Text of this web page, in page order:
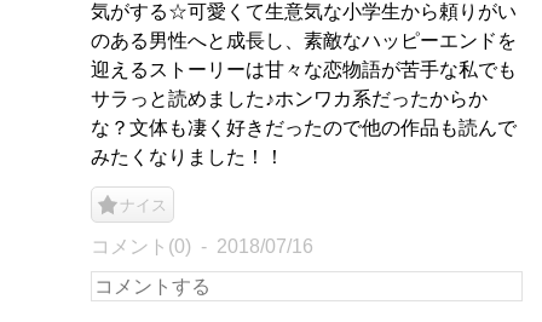
気がする☆可愛くて生意気な小学生から頼りがい
のある男性へと成長し、素敵なハッピーエンドを
迎えるストーリーは甘々な恋物語が苦手な私でも
サラっと読めました♪ホンワカ系だったからか
な？文体も凄く好きだったので他の作品も読んで
みたくなりました！！
ナイス
コメント(0) 2018/07/16